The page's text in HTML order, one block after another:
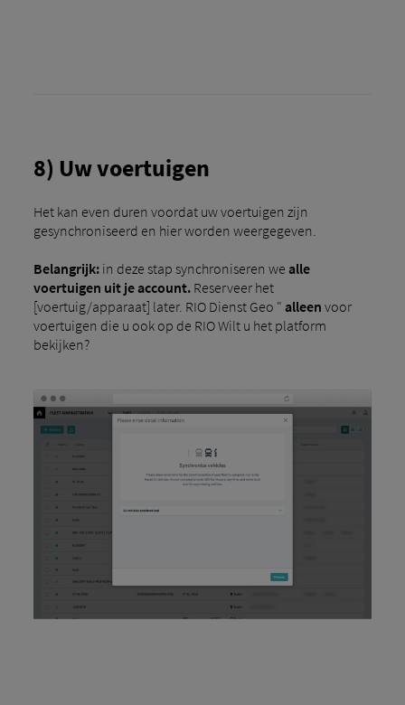
8) Uw voertuigen
Het kan even duren voordat uw voertuigen zijn
gesynchroniseerd en hier worden weergegeven.
Belangrijk:in deze stap synchroniseren we alle
voertuigen uit je account.Reserveer het
[voertuig/apparaat] later. RIO Dienst Geo " alleen voor
voertuigen die u ook op de RIO Wilt u het platform
bekijken?